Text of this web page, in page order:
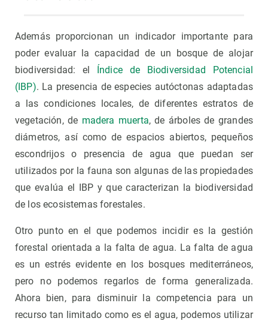
Además proporcionan un indicador importante para
poder evaluar la capacidad de un bosque de alojar
biodiversidad: el Índice de Biodiversidad Potencial
(IBP). La presencia de especies autóctonas adaptadas
a las condiciones locales, de diferentes estratos de
vegetación, de madera muerta, de árboles de grandes
diámetros, así como de espacios abiertos, pequeños
escondrijos o presencia de agua que puedan ser
utilizados por la fauna son algunas de las propiedades
que evalúa el IBP y que caracterizan la biodiversidad
de los ecosistemas forestales.
Otro punto en el que podemos incidir es la gestión
forestal orientada a la falta de agua. La falta de agua
es un estrés evidente en los bosques mediterráneos,
pero no podemos regarlos de forma generalizada.
Ahora bien, para disminuir la competencia para un
recurso tan limitado como es el agua, podemos utilizar